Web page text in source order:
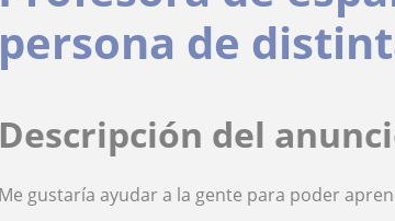
persona de
Descripción del
Me gustaría ayudar a la gente para poder